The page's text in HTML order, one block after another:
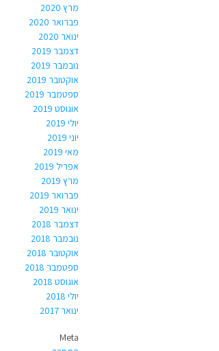
מרץ 2020
פברואר 2020
ינואר 2020
דצמבר 2019
נובמבר 2019
אוקטובר 2019
ספטמבר 2019
אוגוסט 2019
יולי 2019
יוני 2019
מאי 2019
אפריל 2019
מרץ 2019
פברואר 2019
ינואר 2019
דצמבר 2018
נובמבר 2018
אוקטובר 2018
ספטמבר 2018
אוגוסט 2018
יולי 2018
ינואר 2017
Meta